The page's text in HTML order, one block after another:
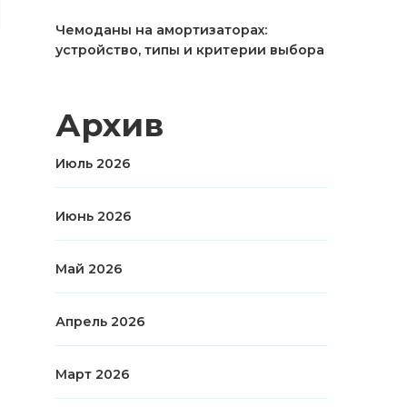
Чемоданы на амортизаторах:
устройство, типы и критерии выбора
Архив
Июль 2026
Июнь 2026
Май 2026
Апрель 2026
Март 2026